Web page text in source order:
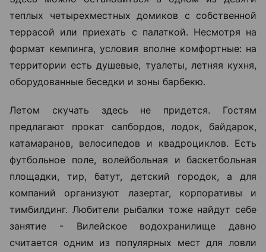
теплых четырехместных домиков с собственной
террасой или приехать с палаткой. Несмотря на
формат кемпинга, условия вполне комфортные: на
территории есть душевые, туалеты, летняя кухня,
оборудованные беседки и зоны барбекю.
Летом скучать здесь не придется. Гостям
предлагают прокат сапбордов, лодок, байдарок,
катамаранов, велосипедов и квадроциклов. Есть
футбольное поле, волейбольная и баскетбольная
площадки, тир, батут, детский городок, а для
компаний организуют лазертаг, корпоративы и
тимбилдинг. Любители рыбалки тоже найдут себе
занятие - Вилейское водохранилище давно
считается одним из популярных мест для ловли